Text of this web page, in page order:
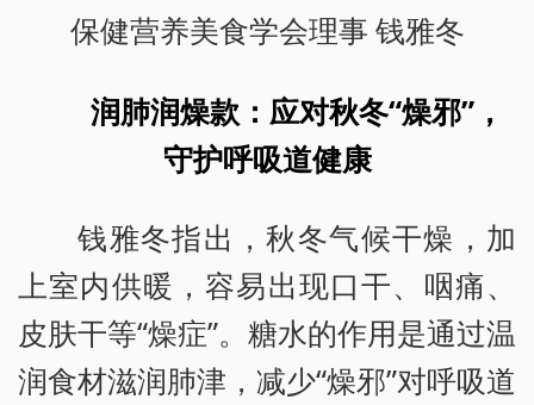
保健营养美食学会理事 钱雅冬
润肺润燥款：应对秋冬“燥邪”，
守护呼吸道健康
钱雅冬指出，秋冬气候干燥，加
上室内供暖，容易出现口干、咽痛、
皮肤干等“燥症”。糖水的作用是通过温
润食材滋润肺津，减少“燥邪”对呼吸道